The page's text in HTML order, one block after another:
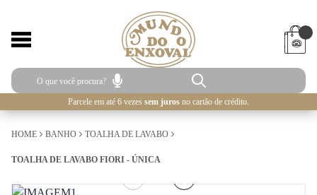
Parcele em até 6 vezes sem juros no cartão de crédito.
HOME BANHO TOALHA DE LAVABO
TOALHA DE LAVABO FIORI - ÚNICA